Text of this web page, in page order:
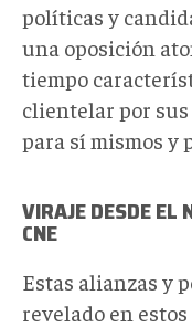
políticas y
una oposición
tiempo
clientelar por
para sí mismos y
VIRAJE DESDE EL
CNE
Estas alianzas y
revelado en